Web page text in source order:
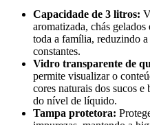
Capacidade de 3 litros:
aromatizada, chás gelados
toda a família, reduzindo a
constantes.
Vidro transparente de
permite visualizar o
cores naturais dos sucos
do nível de líquido.
Tampa protetora: